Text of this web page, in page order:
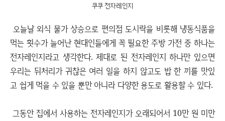
쿠쿠 전자레인지
오늘날 외식 물가 상승으로 편의점 도시락을 비롯해 냉동식품을
먹는 횟수가 늘어난 현대인들에게 꼭 필요한 주방 가전 중 하나는
전자레인지라고 생각한다. 제대로 된 전자레인지 하나만 있으면
우리는 뒤처리가 귀찮은 여러 일을 하지 않고도 밥 한 끼를 맛있
고 쉽게 먹을 수 있을 뿐만 아니라 다양한 용도로 활용할 수 있다.
그동안 집에서 사용하는 전자레인지가 오래되어서 10만 원 미만